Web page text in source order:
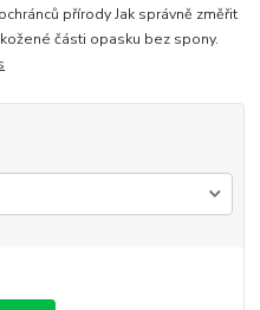
přírody Jak správně změřit
části opasku bez spony.